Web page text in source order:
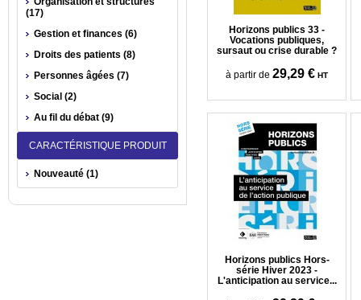
Horizons publics 33 -
Vocations publiques,
sursaut ou crise durable ?
à partir de 29,29 € HT
Horizons publics Hors-
série Hiver 2023 -
L'anticipation au service...
(17)
Gestion et finances (6)
Droits des patients (8)
Personnes âgées (7)
Social (2)
Au fil du débat (9)
CARACTÉRISTIQUE PRODUIT
Nouveauté (1)